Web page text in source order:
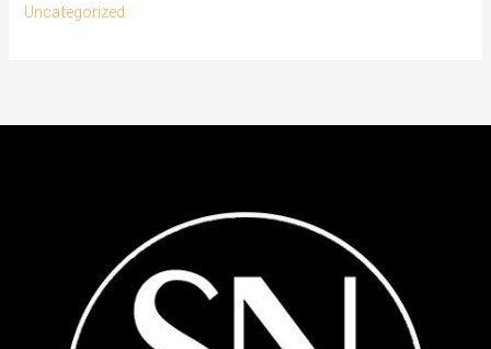
Uncategorized